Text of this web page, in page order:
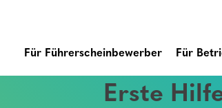
Für Führerscheinbewerber Für
Erste